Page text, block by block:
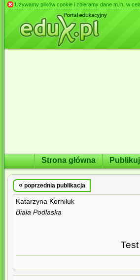
Używamy plików cookie i zbieramy dane m.in. w
Strona główna
« poprzednia publikacja
Katarzyna Korniluk
Biała Podlaska